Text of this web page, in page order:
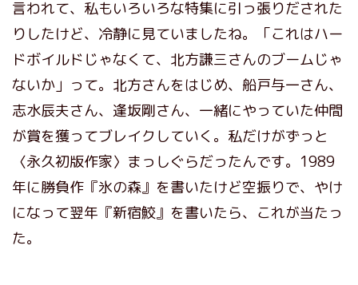
言われて、私もいろいろな特集に引っ張りだされた
りしたけど、冷静に見ていましたね。「これはハー
ドボイルドじゃなくて、北方謙三さんのブームじゃ
ないか」って。北方さんをはじめ、船戸与一さん、
志水辰夫さん、逢坂剛さん、一緒にやっていた仲間
が賞を獲ってブレイクしていく。私だけがずっと
〈永久初版作家〉まっしぐらだったんです。1989
年に勝負作『氷の森』を書いたけど空振りで、やけ
になって翌年『新宿鮫』を書いたら、これが当たっ
た。